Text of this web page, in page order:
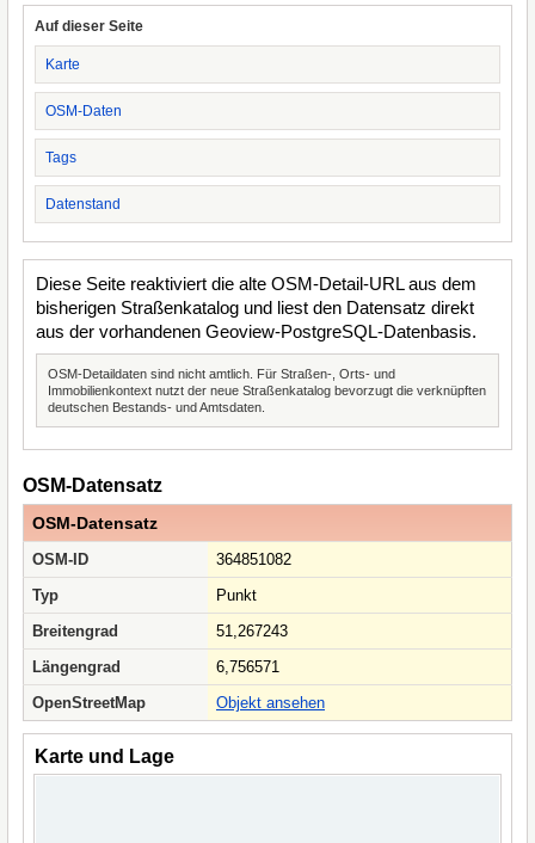
Auf dieser Seite
Karte
OSM-Daten
Tags
Datenstand
Diese Seite reaktiviert die alte OSM-Detail-URL aus dem
bisherigen Straßenkatalog und liest den Datensatz direkt
aus der vorhandenen Geoview-PostgreSQL-Datenbasis.
OSM-Detaildaten sind nicht amtlich. Für Straßen-, Orts- und
Immobilienkontext nutzt der neue Straßenkatalog bevorzugt die verknüpften
deutschen Bestands- und Amtsdaten.
OSM-Datensatz
OSM-Datensatz
OSM-ID
364851082
Typ
Punkt
Breitengrad
51,267243
Längengrad
6,756571
OpenStreetMap
Objekt ansehen
Karte und Lage